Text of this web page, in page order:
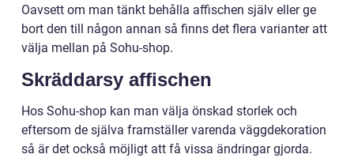
Oavsett om man tänkt behålla affischen själv eller ge
bort den till någon annan så finns det flera varianter att
välja mellan på Sohu-shop.
Skräddarsy affischen
Hos Sohu-shop kan man välja önskad storlek och
eftersom de själva framställer varenda väggdekoration
så är det också möjligt att få vissa ändringar gjorda.